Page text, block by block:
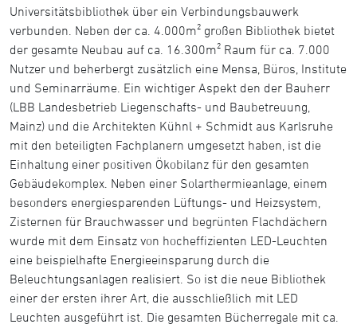
Universitätsbibliothek über ein Verbindungsbauwerk
verbunden. Neben der ca. 4.000m² großen Bibliothek bietet
der gesamte Neubau auf ca. 16.300m² Raum für ca. 7.000
Nutzer und beherbergt zusätzlich eine Mensa, Büros, Institute
und Seminarräume. Ein wichtiger Aspekt den der Bauherr
(LBB Landesbetrieb Liegenschafts- und Baubetreuung,
Mainz) und die Architekten Kühnl + Schmidt aus Karlsruhe
mit den beteiligten Fachplanern umgesetzt haben, ist die
Einhaltung einer positiven Ökobilanz für den gesamten
Gebäudekomplex. Neben einer Solarthermieanlage, einem
besonders energiesparenden Lüftungs- und Heizsystem,
Zisternen für Brauchwasser und begrünten Flachdächern
wurde mit dem Einsatz von hocheffizienten LED-Leuchten
eine beispielhafte Energieeinsparung durch die
Beleuchtungsanlagen realisiert. So ist die neue Bibliothek
einer der ersten ihrer Art, die ausschließlich mit LED
Leuchten ausgeführt ist. Die gesamten Bücherregale mit ca.